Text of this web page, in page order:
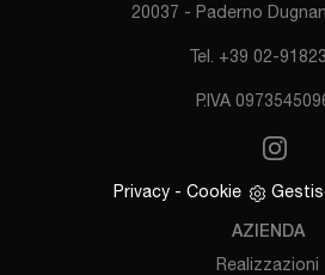
20037 - Paderno
Tel. +39 02-
P.IVA
Privacy - Cookie
AZIENDA
Realizzazioni